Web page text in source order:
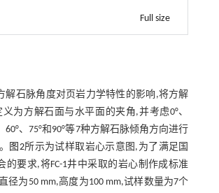
Full size
解石脉角度对页岩力学特性的影响,将方解
义为方解石面与水平面的夹角,并考虑0°、
60°、75°和90°等7种方解石脉倾角方向进行
图2所示为试样取岩心示意图,为了满足国
的要求,将FC-1井中采取的岩心制作成标准
径为50 mm,高度为100 mm,试样数量为7个